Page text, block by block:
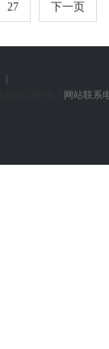
27 下一页
网站联系